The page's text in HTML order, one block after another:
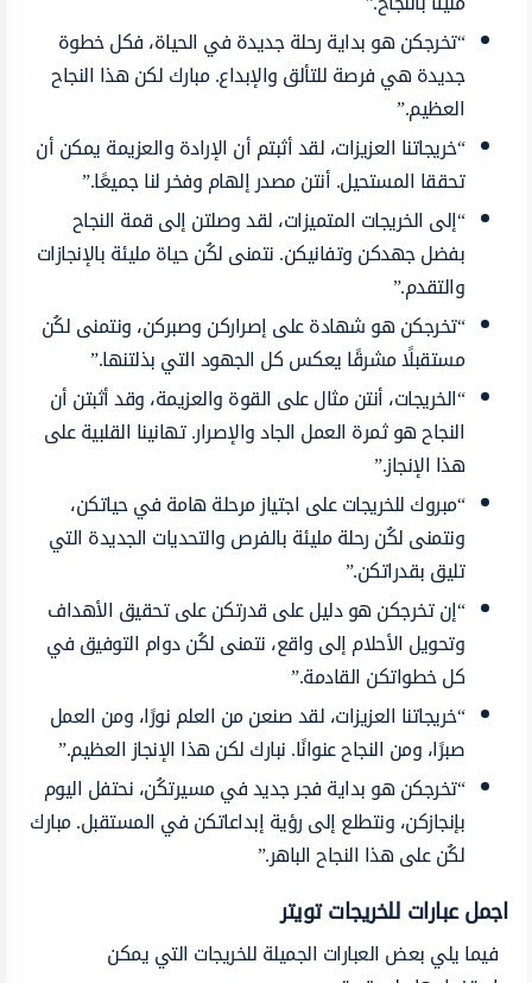
“تخرجكن هو بداية رحلة جديدة في الحياة، فكل خطوة
جديدة هي فرصة للتألق والإبداع. مبارك لكن هذا النجاح
العظيم.”
“خريجاتنا العزيزات، لقد أثبتم أن الإرادة والعزيمة يمكن أن
تحققا المستحيل. أنتن مصدر إلهام وفخر لنا جميعًا.”
“إلى الخريجات المتميزات، لقد وصلتن إلى قمة النجاح
بفضل جهدكن وتفانيكن. نتمنى لكُن حياة مليئة بالإنجازات
والتقدم.”
“تخرجكن هو شهادة على إصراركن وصبركن، ونتمنى لكُن
مستقبلًا مشرقًا يعكس كل الجهود التي بذلتنها.”
“الخريجات، أنتن مثال على القوة والعزيمة، وقد أثبتن أن
النجاح هو ثمرة العمل الجاد والإصرار. تهانينا القلبية على
هذا الإنجاز.”
“مبروك للخريجات على اجتياز مرحلة هامة في حياتكن،
ونتمنى لكُن رحلة مليئة بالفرص والتحديات الجديدة التي
تليق بقدراتكن.”
“إن تخرجكن هو دليل على قدرتكن على تحقيق الأهداف
وتحويل الأحلام إلى واقع، نتمنى لكُن دوام التوفيق في
كل خطواتكن القادمة.”
“خريجاتنا العزيزات، لقد صنعن من العلم نورًا، ومن العمل
صبرًا، ومن النجاح عنوانًا. نبارك لكن هذا الإنجاز العظيم.”
“تخرجكن هو بداية فجر جديد في مسيرتكُن، نحتفل اليوم
بإنجازكن، ونتطلع إلى رؤية إبداعاتكن في المستقبل. مبارك
لكُن على هذا النجاح الباهر.”
اجمل عبارات للخريجات تويتر
فيما يلي بعض العبارات الجميلة للخريجات التي يمكن